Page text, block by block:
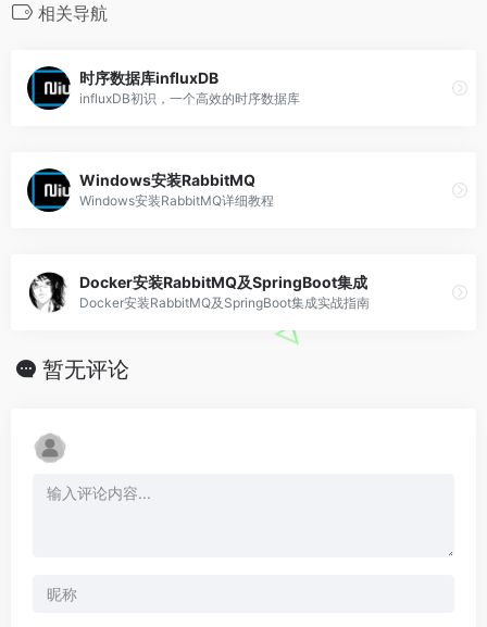
相关导航
时序数据库influxDB
influxDB初识，一个高效的时序数据库
Windows安装RabbitMQ
Windows安装RabbitMQ详细教程
Docker安装RabbitMQ及SpringBoot集成
Docker安装RabbitMQ及SpringBoot集成实战指南
暂无评论